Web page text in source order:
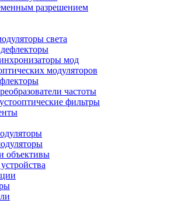
разрешением
света
мод
модуляторов
частоты
фильтры
объективы